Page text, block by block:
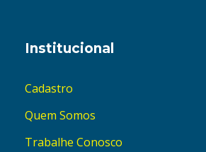
Institucional
Cadastro
Quem Somos
Trabalhe Conosco